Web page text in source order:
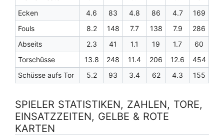
Ecken
4.6 83 4.8 86 4.7
169
Fouls
8.2 148 7.7 138 7.9
286
Abseits
2.3 41 1.1 19 1.7
60
Torschüsse
13.8 248 11.4 206 12.6
454
Schüsse aufs Tor
5.2 93 3.4 62 4.3 155
SPIELER STATISTIKEN, ZAHLEN, TORE,
EINSATZZEITEN, GELBE & ROTE
KARTEN